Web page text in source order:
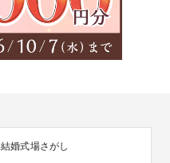
結婚式場さがし